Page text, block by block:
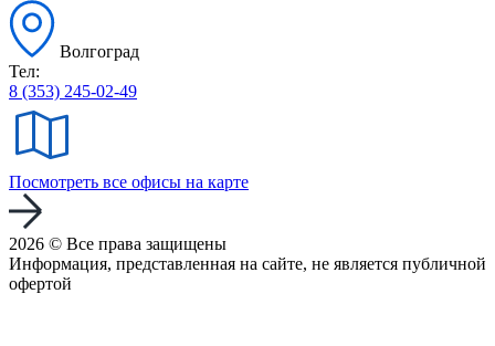
Волгоград
Тел:
8 (353) 245-02-49
Посмотреть все офисы на карте
2026 © Все права защищены
Информация, представленная на сайте, не является публичной
офертой